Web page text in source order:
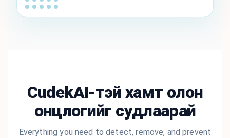
CudekAI-тэй хамт олон
онцлогийг судлаарай
Everything you need to detect, remove, and prevent